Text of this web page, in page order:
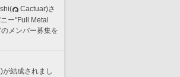
Cactuar)さ
ー"Full Metal
メンバー募集を
結成されまし